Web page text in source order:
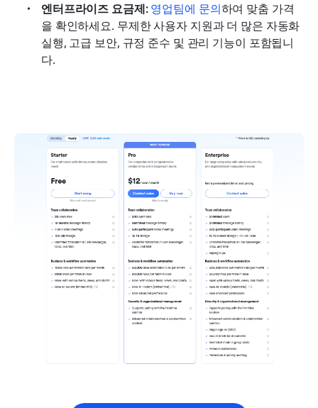
엔터프라이즈 요금제: 영업팀에 문의하여 맞춤 가격
을 확인하세요. 무제한 사용자 지원과 더 많은 자동화
실행, 고급 보안, 규정 준수 및 관리 기능이 포함됩니
다.